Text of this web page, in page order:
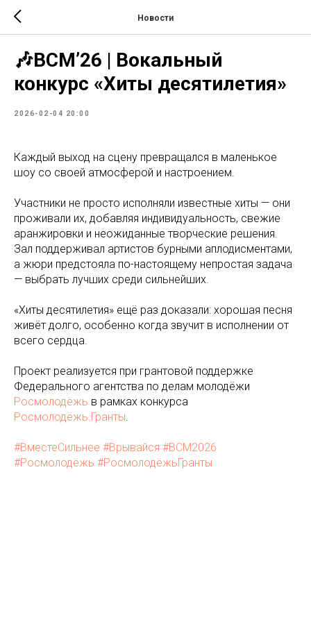
Новости
🎶ВСМ’26 | Вокальный
конкурс «Хиты десятилетия»
2026-02-04 20:00
Каждый выход на сцену превращался в маленькое
шоу со своей атмосферой и настроением.
Участники не просто исполняли известные хиты — они
проживали их, добавляя индивидуальность, свежие
аранжировки и неожиданные творческие решения.
Зал поддерживал артистов бурными аплодисментами,
а жюри предстояла по-настоящему непростая задача
— выбрать лучших среди сильнейших.
«Хиты десятилетия» ещё раз доказали: хорошая песня
живёт долго, особенно когда звучит в исполнении от
всего сердца.
Проект реализуется при грантовой поддержке
Федерального агентства по делам молодёжи
Росмолодёжь в рамках конкурса
Росмолодёжь.Гранты.
#ВместеСильнее #Врывайся #ВСМ2026
#Росмолодёжь #РосмолодёжьГранты